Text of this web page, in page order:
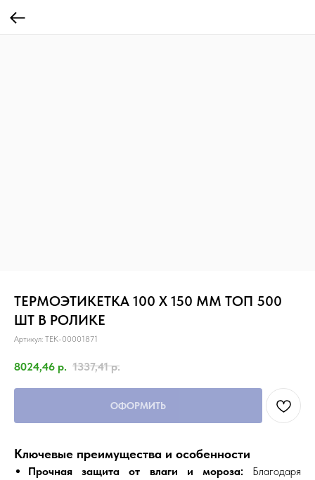
ТЕРМОЭТИКЕТКА 100 Х 150 ММ ТОП 500
ШТ В РОЛИКЕ
Артикул: TEK-00001871
8024,46 р. 1337,41 р.
ОФОРМИТЬ
Ключевые преимущества и особенности
Прочная защита от влаги и мороза: Благодаря